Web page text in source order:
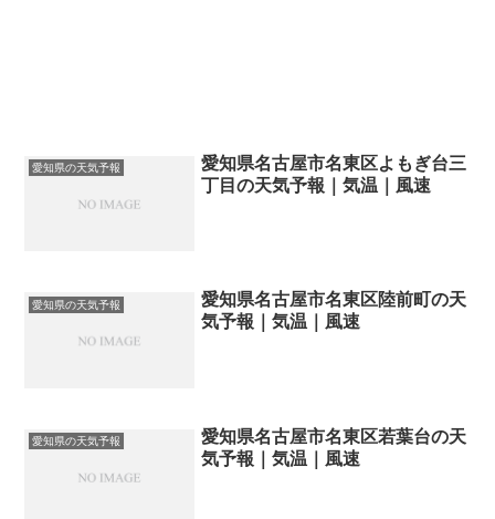
愛知県の天気予報
愛知県名古屋市名東区よもぎ台三
丁目の天気予報｜気温｜風速
愛知県の天気予報
愛知県名古屋市名東区陸前町の天
気予報｜気温｜風速
愛知県の天気予報
愛知県名古屋市名東区若葉台の天
気予報｜気温｜風速